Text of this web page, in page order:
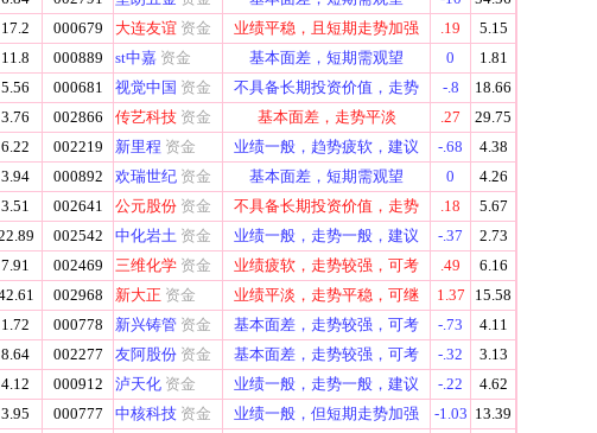
17.2 000679 大连友谊 资金 业绩平稳，且短期走势加强 .19
5.15
11.8 000889 st中嘉 资金 基本面差，短期需观望 0
1.81
5.56 000681 视觉中国 资金 不具备长期投资价值，走势 -.8
18.66
3.76 002866 传艺科技 资金 基本面差，走势平淡 .27
29.75
6.22 002219 新里程 资金 业绩一般，趋势疲软，建议 -.68
4.38
3.94 000892 欢瑞世纪 资金 基本面差，短期需观望 0
4.26
3.51 002641 公元股份 资金 不具备长期投资价值，走势 .18
5.67
002542 中化岩土 资金 业绩一般，走势一般，建议 -.37
2.73
7.91 002469 三维化学 资金 业绩疲软，走势较强，可考 .49
6.16
002968 新大正 资金 业绩平淡，走势平稳，可继 1.37
15.58
1.72 000778 新兴铸管 资金 基本面差，走势较强，可考 -.73
4.11
8.64 002277 友阿股份 资金 基本面差，走势较强，可考 -.32
3.13
4.12 000912 泸天化 资金 业绩一般，走势一般，建议 -.22
4.62
3.95 000777 中核科技 资金 业绩一般，但短期走势加强 -1.03 13.39